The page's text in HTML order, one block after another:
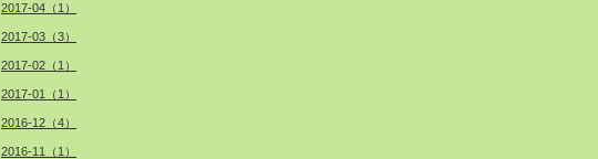
2017-04（1）
2017-03（3）
2017-02（1）
2017-01（1）
2016-12（4）
2016-11（1）